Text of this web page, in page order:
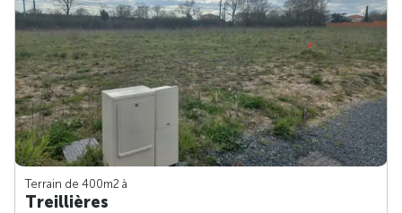
Terrain de 400m2 à
Treillières